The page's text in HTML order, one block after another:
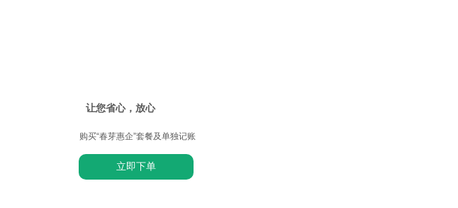
让您省心，放心
购买“春芽惠企”套餐及单独记账
立即下单